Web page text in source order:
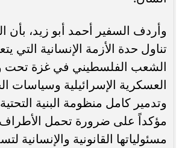
وأردف السفير أحمد أبو زيد، بأن
تناول حدة الأزمة الإنسانية التي
الشعب الفلسطيني في غزة تحت
العسكرية الإسرائيلية وسياسات
وتدمير كامل منظومة البنية
مؤكداً على ضرورة تحمل الأطراف
مسئولياتها القانونية والإنسانية